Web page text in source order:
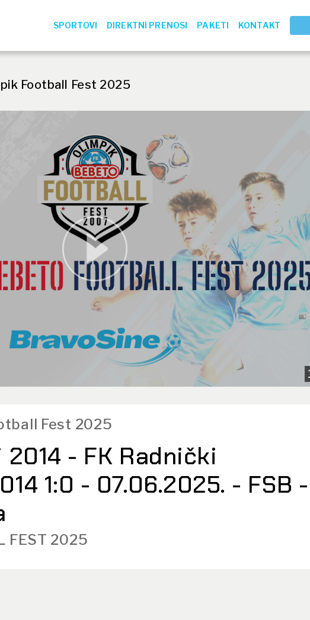
SPORTOVI DIREKTNI PRENOSI PAKETI KONTAKT
Football Fest 2025
Fest 2025
- FK Radnički
1:0 - 07.06.2025. - FSB -
FEST 2025